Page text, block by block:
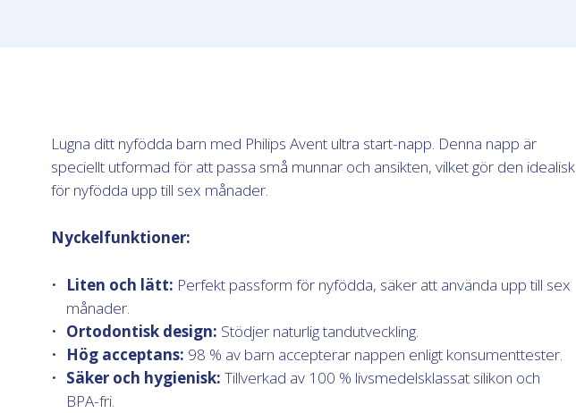
Lugna ditt nyfödda barn med Philips Avent ultra start-napp. Denna napp är
speciellt utformad för att passa små munnar och ansikten, vilket gör den idealisk
för nyfödda upp till sex månader.
Nyckelfunktioner:
Liten och lätt: Perfekt passform för nyfödda, säker att använda upp till sex
månader.
Ortodontisk design: Stödjer naturlig tandutveckling.
Hög acceptans: 98 % av barn accepterar nappen enligt konsumenttester.
Säker och hygienisk: Tillverkad av 100 % livsmedelsklassat silikon och
BPA-fri.